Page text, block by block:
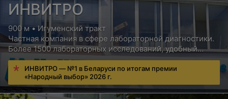
ИНВИТРО
900 м • Игуменский тракт
Частная компания в сфере лабораторной диагностики.
Более 1500 лабораторных исследований, удобный
сервис для пациентов, бесплатная консультация врача
ИНВИТРО — №1 в Беларуси по итогам премии
«Народный выбор» 2026 г.